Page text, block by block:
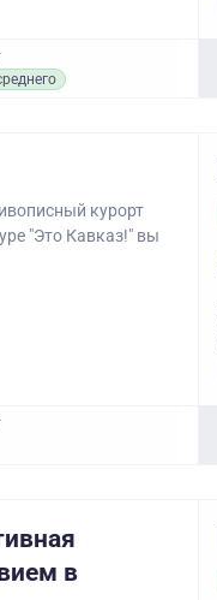
курорт
"Это Кавказ!" вы
в